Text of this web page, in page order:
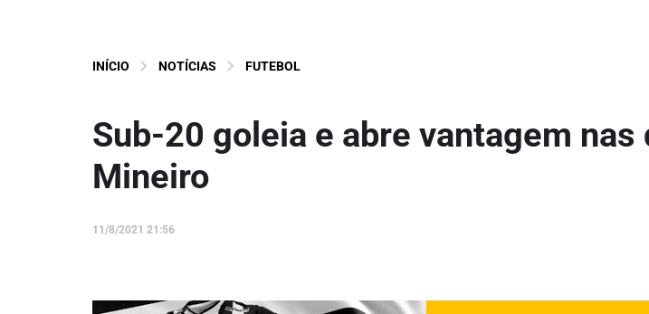
INÍCIO NOTÍCIAS FUTEBOL
Sub-20 goleia e abre vantagem nas
Mineiro
11/8/2021 21:56